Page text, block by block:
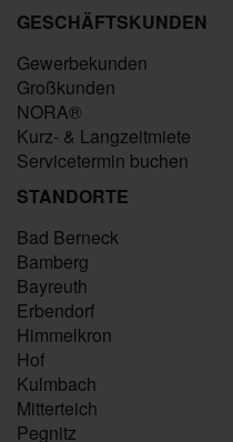
GESCHÄFTSKUNDEN
Gewerbekunden
Großkunden
NORA®
Kurz- & Langzeitmiete
Servicetermin buchen
STANDORTE
Bad Berneck
Bamberg
Bayreuth
Erbendorf
Himmelkron
Hof
Kulmbach
Mitterteich
Pegnitz